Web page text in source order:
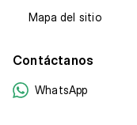
Mapa del sitio
Contáctanos
WhatsApp